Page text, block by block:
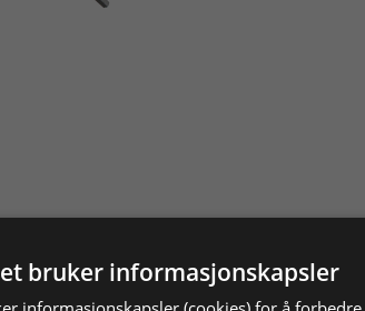
bruker informasjonskapsler